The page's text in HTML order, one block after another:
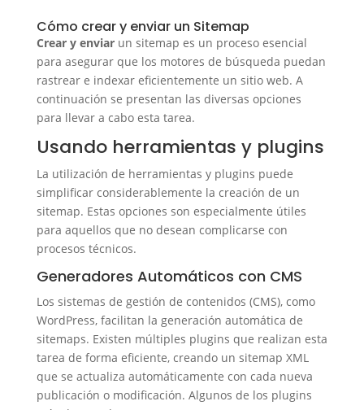
Cómo crear y enviar un Sitemap
Crear y enviarun sitemap es un proceso esencial
para asegurar que los motores de búsqueda puedan
rastrear e indexar eficientemente un sitio web. A
continuación se presentan las diversas opciones
para llevar a cabo esta tarea.
Usando herramientas y plugins
La utilización de herramientas y plugins puede
simplificar considerablemente la creación de un
sitemap. Estas opciones son especialmente útiles
para aquellos que no desean complicarse con
procesos técnicos.
Generadores Automáticos con CMS
Los sistemas de gestión de contenidos (CMS), como
WordPress, facilitan la generación automática de
sitemaps. Existen múltiples plugins que realizan esta
tarea de forma eficiente, creando un sitemap XML
que se actualiza automáticamente con cada nueva
publicación o modificación. Algunos de los plugins